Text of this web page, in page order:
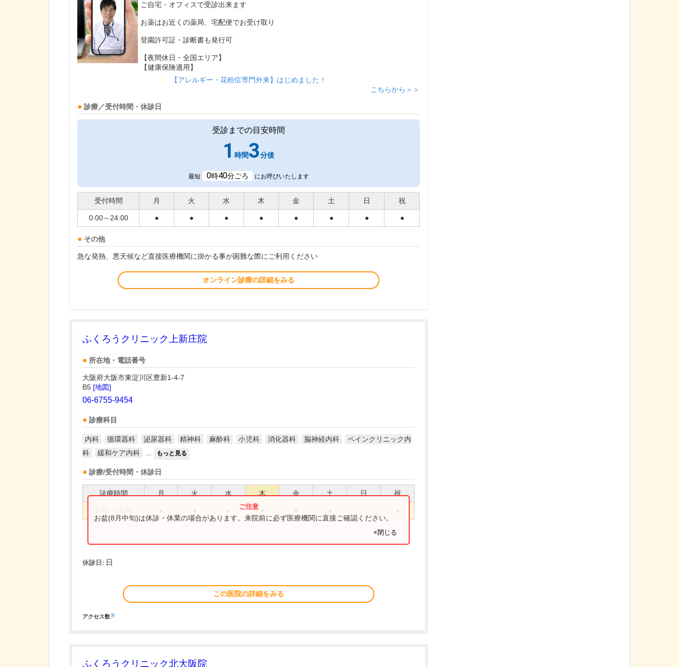
ご自宅・オフィスで受診出来ます
お薬はお近くの薬局、宅配便でお受け取り
登園許可証・診断書も発行可
【夜間休日・全国エリア】
【健康保険適用】
【アレルギー・花粉症専門外来】はじめました！
こちらから＞＞
診療／受付時間・休診日
受診までの目安時間
1 時間3分後
最短 0時40分ごろ にお呼びいたします
受付時間 月 火 水 木 金 土 日 祝
0:00～24:00 ● ● ● ● ● ● ● ●
その他
急な発熱、悪天候など直接医療機関に掛かる事が困難な際にご利用ください
オンライン診療の詳細をみる
ふくろうクリニック上新庄院
所在地・電話番号
大阪府大阪市東淀川区豊新1-4-7
B5 [地図]
06-6755-9454
診療科目
内科 循環器科 泌尿器科 精神科 麻酔科 小児科 消化器科 脳神経内科
ペインクリニック内
科
緩和ケア内科 もっと見る
診療/受付時間・休診日
診療時間 月 火 水 木 金 土 日 祝
お盆(8月中旬)は休診・休業の場合があります。来院前に必ず医療機関に直接ご確認ください。
×閉じる
休診日: 日
この医院の詳細をみる
アクセス数※
ふくろうクリニック北大阪院